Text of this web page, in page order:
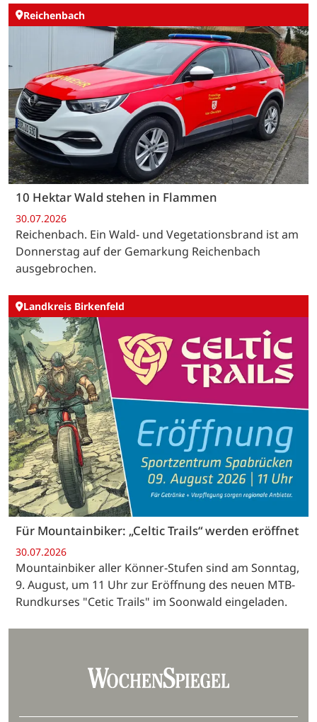
Reichenbach
10 Hektar Wald stehen in Flammen
30.07.2026
Reichenbach. Ein Wald- und Vegetationsbrand ist am
Donnerstag auf der Gemarkung Reichenbach
ausgebrochen.
Landkreis Birkenfeld
Für Mountainbiker: „Celtic Trails“ werden eröffnet
30.07.2026
Mountainbiker aller Könner-Stufen sind am Sonntag,
9. August, um 11 Uhr zur Eröffnung des neuen MTB-
Rundkurses "Cetic Trails" im Soonwald eingeladen.